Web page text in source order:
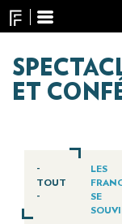
Panneau de gestion
Aller
au
principal
ET
-
TOUT
-
LES
SE